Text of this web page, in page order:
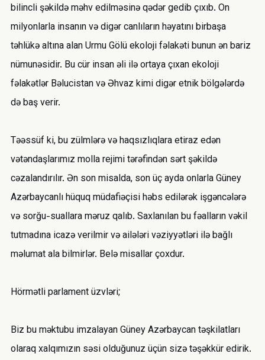
bilincli şəkildə məhv edilməsinə qədər gedib çıxıb. On
milyonlarla insanın və digər canlıların həyatını birbaşa
təhlükə altına alan Urmu Gölü ekoloji fəlakəti bunun ən bariz
nümunəsidir. Bu cür insan əli ilə ortaya çıxan ekoloji
fəlakətlər Bəlucistan və Əhvaz kimi digər etnik bölgələrdə
də baş verir.
Təəssüf ki, bu zülmlərə və haqsızlıqlara etiraz edən
vətəndaşlarımız molla rejimi tərəfindən sərt şəkildə
cəzalandırılır. Ən son misalda, son üç ayda onlarla Güney
Azərbaycanlı hüquq müdafiəçisi həbs edilərək işgəncələrə
və sorğu-suallara məruz qalıb. Saxlanılan bu fəalların vəkil
tutmadına icazə verilmir və ailələri vəziyyətləri ilə bağlı
məlumat ala bilmirlər. Belə misallar çoxdur.
Hörmətli parlament üzvləri;
Biz bu məktubu imzalayan Güney Azərbaycan təşkilatları
olaraq xalqımızın səsi olduğunuz üçün sizə təşəkkür edirik.